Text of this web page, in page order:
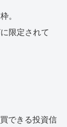
。
限定されて
できる投資信